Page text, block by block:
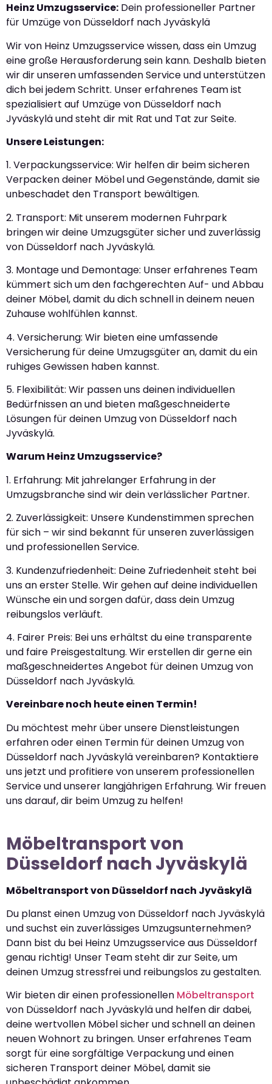
Heinz Umzugsservice: Dein professioneller Partner
für Umzüge von Düsseldorf nach Jyväskylä
Wir von Heinz Umzugsservice wissen, dass ein Umzug
eine große Herausforderung sein kann. Deshalb bieten
wir dir unseren umfassenden Service und unterstützen
dich bei jedem Schritt. Unser erfahrenes Team ist
spezialisiert auf Umzüge von Düsseldorf nach
Jyväskylä und steht dir mit Rat und Tat zur Seite.
Unsere Leistungen:
1. Verpackungsservice: Wir helfen dir beim sicheren
Verpacken deiner Möbel und Gegenstände, damit sie
unbeschadet den Transport bewältigen.
2. Transport: Mit unserem modernen Fuhrpark
bringen wir deine Umzugsgüter sicher und zuverlässig
von Düsseldorf nach Jyväskylä.
3. Montage und Demontage: Unser erfahrenes Team
kümmert sich um den fachgerechten Auf- und Abbau
deiner Möbel, damit du dich schnell in deinem neuen
Zuhause wohlfühlen kannst.
4. Versicherung: Wir bieten eine umfassende
Versicherung für deine Umzugsgüter an, damit du ein
ruhiges Gewissen haben kannst.
5. Flexibilität: Wir passen uns deinen individuellen
Bedürfnissen an und bieten maßgeschneiderte
Lösungen für deinen Umzug von Düsseldorf nach
Jyväskylä.
Warum Heinz Umzugsservice?
1. Erfahrung: Mit jahrelanger Erfahrung in der
Umzugsbranche sind wir dein verlässlicher Partner.
2. Zuverlässigkeit: Unsere Kundenstimmen sprechen
für sich – wir sind bekannt für unseren zuverlässigen
und professionellen Service.
3. Kundenzufriedenheit: Deine Zufriedenheit steht bei
uns an erster Stelle. Wir gehen auf deine individuellen
Wünsche ein und sorgen dafür, dass dein Umzug
reibungslos verläuft.
4. Fairer Preis: Bei uns erhältst du eine transparente
und faire Preisgestaltung. Wir erstellen dir gerne ein
maßgeschneidertes Angebot für deinen Umzug von
Düsseldorf nach Jyväskylä.
Vereinbare noch heute einen Termin!
Du möchtest mehr über unsere Dienstleistungen
erfahren oder einen Termin für deinen Umzug von
Düsseldorf nach Jyväskylä vereinbaren? Kontaktiere
uns jetzt und profitiere von unserem professionellen
Service und unserer langjährigen Erfahrung. Wir freuen
uns darauf, dir beim Umzug zu helfen!
Möbeltransport von
Düsseldorf nach Jyväskylä
Möbeltransport von Düsseldorf nach Jyväskylä
Du planst einen Umzug von Düsseldorf nach Jyväskylä
und suchst ein zuverlässiges Umzugsunternehmen?
Dann bist du bei Heinz Umzugsservice aus Düsseldorf
genau richtig! Unser Team steht dir zur Seite, um
deinen Umzug stressfrei und reibungslos zu gestalten.
Wir bieten dir einen professionellen Möbeltransport
von Düsseldorf nach Jyväskylä und helfen dir dabei,
deine wertvollen Möbel sicher und schnell an deinen
neuen Wohnort zu bringen. Unser erfahrenes Team
sorgt für eine sorgfältige Verpackung und einen
sicheren Transport deiner Möbel, damit sie